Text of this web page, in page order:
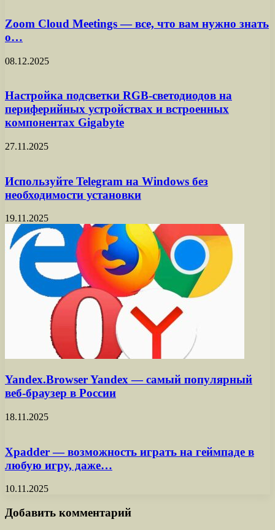
Zoom Cloud Meetings — все, что вам нужно знать
о…
08.12.2025
Настройка подсветки RGB-светодиодов на
периферийных устройствах и встроенных
компонентах Gigabyte
27.11.2025
Используйте Telegram на Windows без
необходимости установки
19.11.2025
Yandex.Browser Yandex — самый популярный
веб-браузер в России
18.11.2025
Xpadder — возможность играть на геймпаде в
любую игру, даже…
10.11.2025
Добавить комментарий